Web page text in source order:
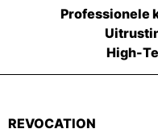
Professionele
High-
REVOCATION